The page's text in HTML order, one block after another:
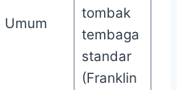
Umum
tombak
tembaga
standar
(Franklin